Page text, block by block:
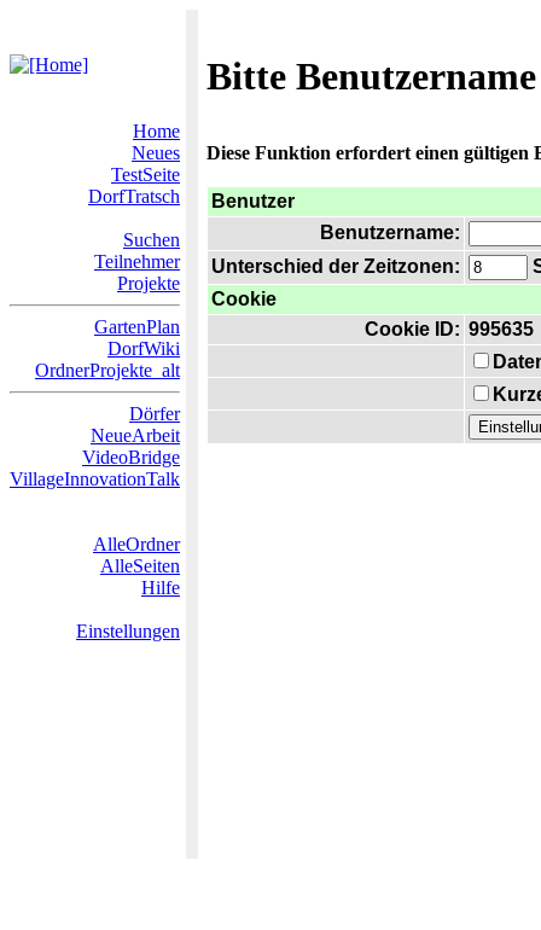
Bitte
Home
Neues
TestSeite
DorfTratsch
Suchen
Teilnehmer
Projekte
GartenPlan
DorfWiki
OrdnerProjekte_alt
Dörfer
NeueArbeit
VideoBridge
VillageInnovationTalk
AlleOrdner
AlleSeiten
Hilfe
Einstellungen
Diese Funktion erfordert einen gültigen
Benutzer
Benutzername:
Unterschied der Zeitzonen:
Cookie
Cookie ID: 995635